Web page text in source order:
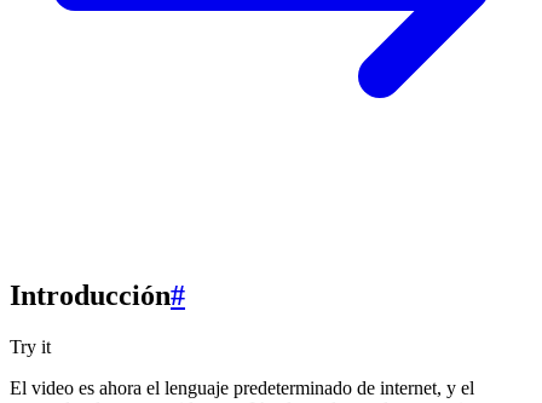
Introducción#
Try it
El video es ahora el lenguaje predeterminado de internet, y el